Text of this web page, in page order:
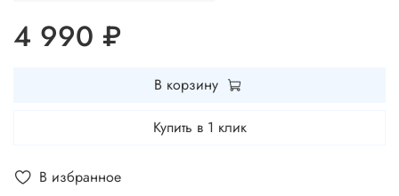
В избранное
4 990 ₽
В корзину
Купить в 1 клик